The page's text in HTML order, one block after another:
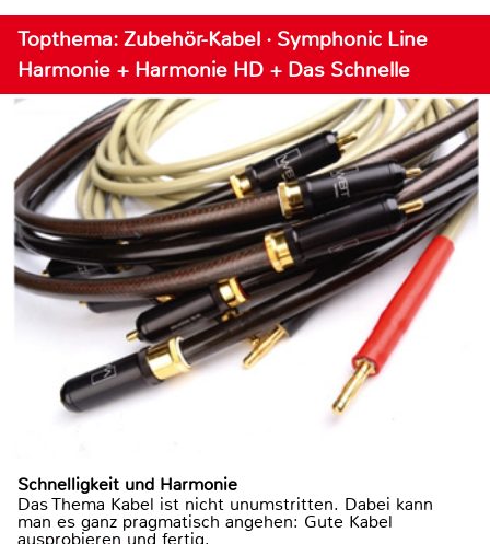
Topthema: Zubehör-Kabel · Symphonic Line
Harmonie + Harmonie HD + Das Schnelle
Schnelligkeit und Harmonie
Das Thema Kabel ist nicht unumstritten. Dabei kann
man es ganz pragmatisch angehen: Gute Kabel
ausprobieren und fertig.